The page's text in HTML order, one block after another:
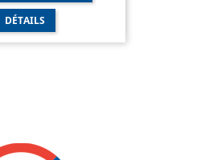
DÉTAILS